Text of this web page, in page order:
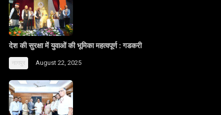
देश की सुरक्षा में युवाओं की भूमिका महत्वपूर्ण : गडकरी
नागपुर August 22, 2025